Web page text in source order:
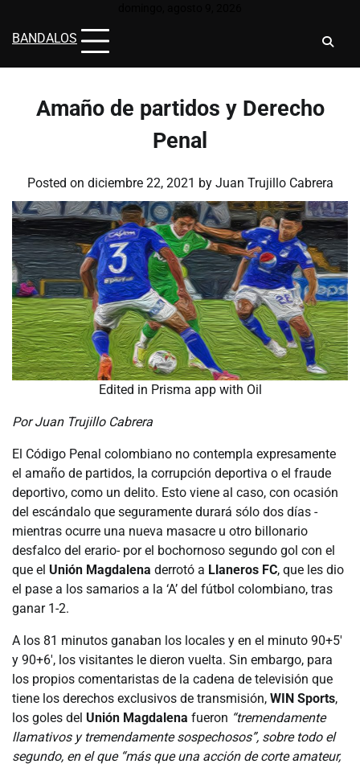
content
BANDALOS
Amaño de partidos y Derecho
Penal
Posted on diciembre 22, 2021 by Juan Trujillo Cabrera
Edited in Prisma app with Oil
Por Juan Trujillo Cabrera
El Código Penal colombiano no contempla expresamente
el amaño de partidos, la corrupción deportiva o el fraude
deportivo, como un delito. Esto viene al caso, con ocasión
del escándalo que seguramente durará sólo dos días -
mientras ocurre una nueva masacre u otro billonario
desfalco del erario- por el bochornoso segundo gol con el
que el Unión Magdalena derrotó a Llaneros FC, que les dio
el pase a los samarios a la ‘A’ del fútbol colombiano, tras
ganar 1-2.
A los 81 minutos ganaban los locales y en el minuto 90+5′
y 90+6′, los visitantes le dieron vuelta. Sin embargo, para
los propios comentaristas de la cadena de televisión que
tiene los derechos exclusivos de transmisión, WIN Sports,
los goles del Unión Magdalena fueron “tremendamente
llamativos y tremendamente sospechosos”, sobre todo el
segundo, en el que “más que una acción de corte amateur,